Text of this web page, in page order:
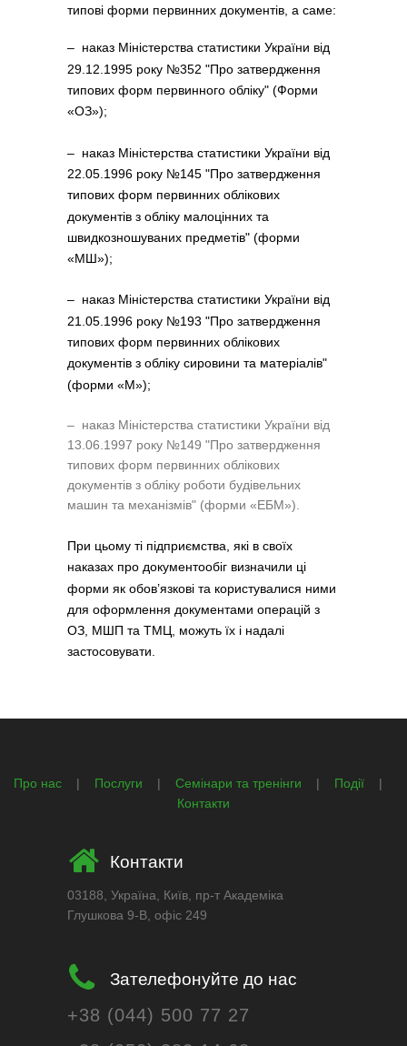
типові форми первинних документів, а саме:
‒ наказ Міністерства статистики України від
29.12.1995 року №352 "Про затвердження
типових форм первинного обліку" (Форми
«ОЗ»);
‒ наказ Міністерства статистики України від
22.05.1996 року №145 "Про затвердження
типових форм первинних облікових
документів з обліку малоцінних та
швидкозношуваних предметів" (форми
«МШ»);
‒ наказ Міністерства статистики України від
21.05.1996 року №193 "Про затвердження
типових форм первинних облікових
документів з обліку сировини та матеріалів"
(форми «М»);
‒ наказ Міністерства статистики України від
13.06.1997 року №149 "Про затвердження
типових форм первинних облікових
документів з обліку роботи будівельних
машин та механізмів" (форми «ЕБМ»).
При цьому ті підприємства, які в своїх
наказах про документообіг визначили ці
форми як обов’язкові та користувалися ними
для оформлення документами операцій з
ОЗ, МШП та ТМЦ, можуть їх і надалі
застосовувати.
Про нас | Послуги | Семінари та тренінги | Події
|
Контакти
Контакти
03188, Україна, Київ, пр-т Академіка
Глушкова 9-В, офіс 249
Зателефонуйте до нас
+38 (044) 500 77 27